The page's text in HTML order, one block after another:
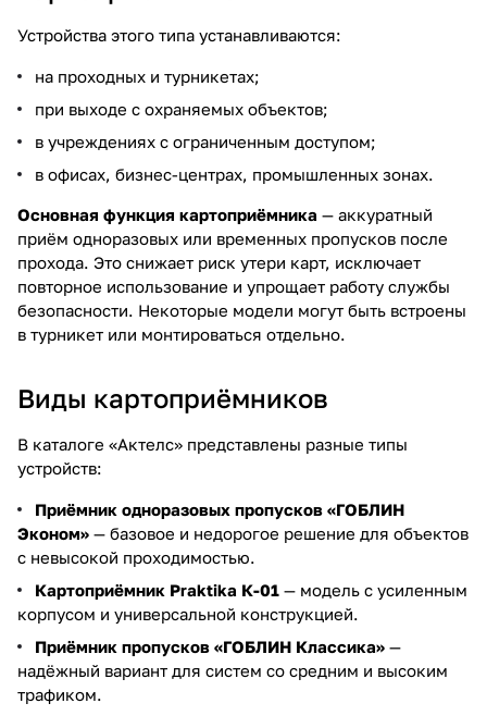
Устройства этого типа устанавливаются:
на проходных и турникетах;
при выходе с охраняемых объектов;
в учреждениях с ограниченным доступом;
в офисах, бизнес-центрах , промышленных зонах.
Основная функция картоприёмника — аккуратный
приём одноразовых или временных пропусков после
прохода. Это снижает риск утери карт, исключает
повторное использование и упрощает работу службы
безопасности. Некоторые модели могут быть встроены
в турникет или монтироваться отдельно.
Виды картоприёмников
В каталоге «Актелс» представлены разные типы
устройств:
Приёмник одноразовых пропусков «ГОБЛИН
Эконом» — базовое и недорогое решение для объектов
с невысокой проходимостью.
Картоприёмник Praktika К-01 — модель с усиленным
корпусом и универсальной конструкцией.
Приёмник пропусков «ГОБЛИН Классика» —
надёжный вариант для систем со средним и высоким
трафиком.